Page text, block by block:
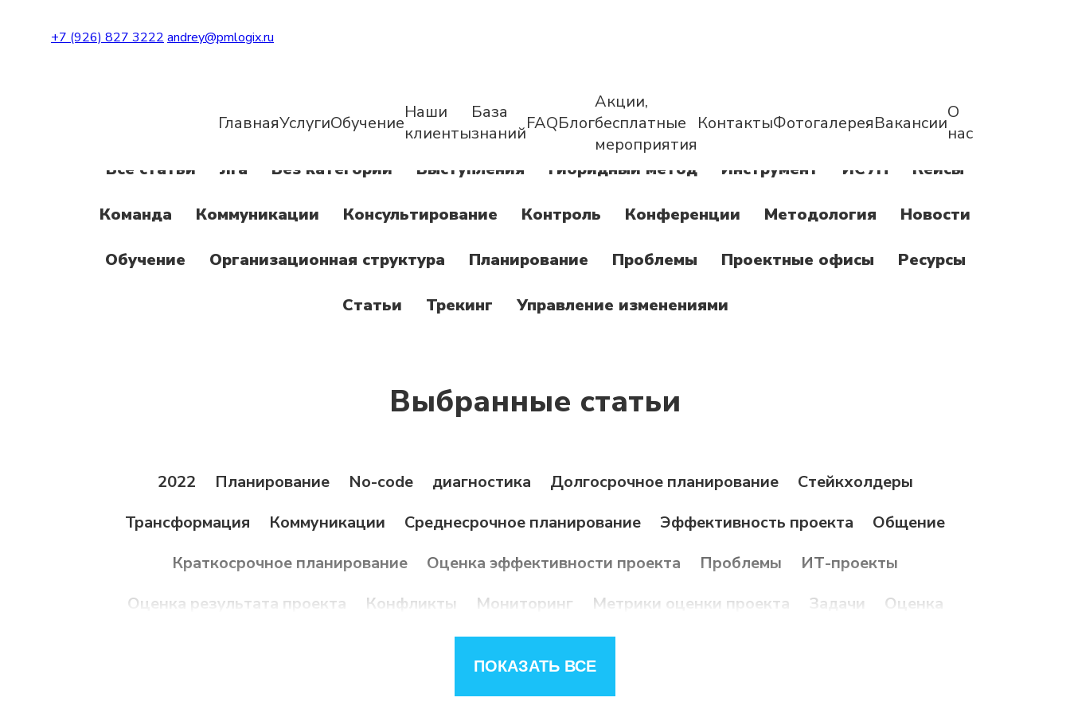
+7 (926) 827 3222 andrey@pmlogix.ru
ГлавнаяУслугиОбучениеНаши
клиенты
База
знанийFAQБлог
Акции,
бесплатные
мероприятия
КонтактыФотогалереяВакансииО
нас
Все статьи
Jira Без категории Выступления Гибридный метод Инструмент ИСУП Кейсы
Команда Коммуникации Консультирование Контроль Конференции Методология Новости
Обучение Организационная структура Планирование Проблемы Проектные офисы Ресурсы
Статьи Трекинг Управление изменениями
Выбранные статьи
2022 Планирование No-code диагностика Долгосрочное планирование
Стейкхолдеры
Трансформация
Коммуникации Среднесрочное планирование Эффективность проекта
Общение
Краткосрочное планирование
Оценка эффективности проекта Проблемы
ИТ-проекты
Оценка результата проекта
Конфликты Мониторинг Метрики оценки проекта Задачи
Оценка
ПОКАЗАТЬ ВСЕ